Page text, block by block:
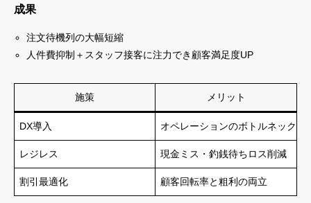
成果
注文待機列の大幅短縮
人件費抑制＋スタッフ接客に注力でき顧客満足度UP
施策 メリット
DX導入 オペレーションのボトルネック解
レジレス 現金ミス・釣銭待ちロス削減
割引最適化 顧客回転率と粗利の両立